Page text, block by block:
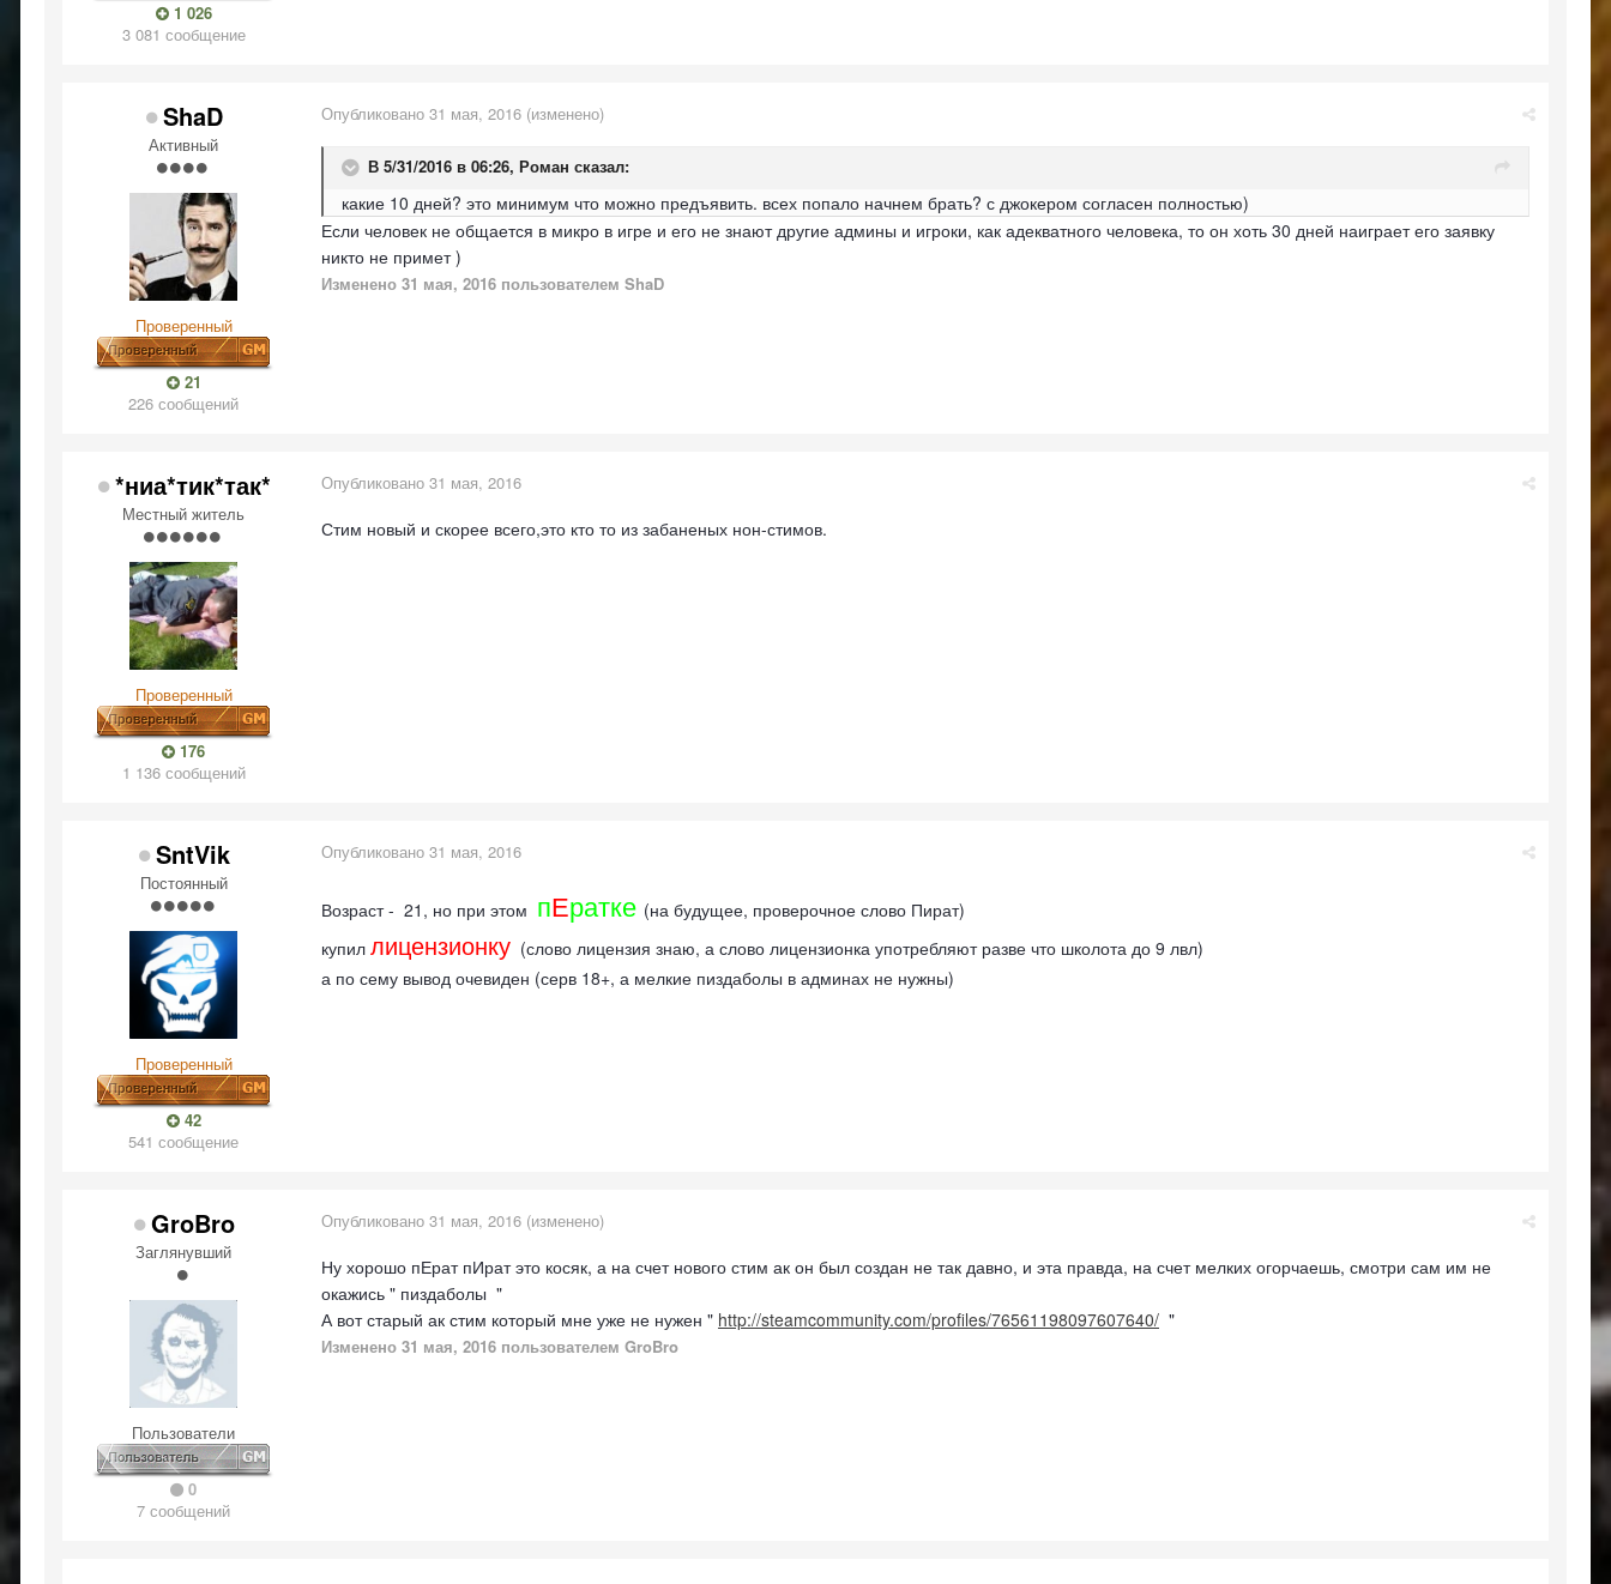
1 026
3 081 сообщение
ShaD
Активный
Проверенный
21
226 сообщений
Опубликовано 31 мая, 2016 (изменено)
В 5/31/2016 в 06:26, Роман сказал:
какие 10 дней? это минимум что можно предъявить. всех попало начнем брать? с джокером согласен полностью)
Если человек не общается в микро в игре и его не знают другие админы и игроки, как адекватного человека, то он хоть 30 дней наиграет его заявку
никто не примет )
Изменено 31 мая, 2016 пользователем ShaD
*ниа*тик*так*
Местный житель
Проверенный
176
1 136 сообщений
Опубликовано 31 мая, 2016
Стим новый и скорее всего,это кто то из забаненых нон-стимов.
SntVik
Постоянный
Проверенный
42
541 сообщение
Опубликовано 31 мая, 2016
Возраст - 21, но при этом пЕратке (на будущее, проверочное слово Пират)
купил лицензионку (слово лицензия знаю, а слово лицензионка употребляют разве что школота до 9 лвл)
а по сему вывод очевиден (серв 18+, а мелкие пиздаболы в админах не нужны)
GroBro
Заглянувший
Пользователи
0
7 сообщений
Опубликовано 31 мая, 2016 (изменено)
Ну хорошо пЕрат пИрат это косяк, а на счет нового стим ак он был создан не так давно, и эта правда, на счет мелких огорчаешь, смотри сам им не
окажись " пиздаболы "
А вот старый ак стим который мне уже не нужен " http://steamcommunity.com/profiles/76561198097607640/ "
Изменено 31 мая, 2016 пользователем GroBro